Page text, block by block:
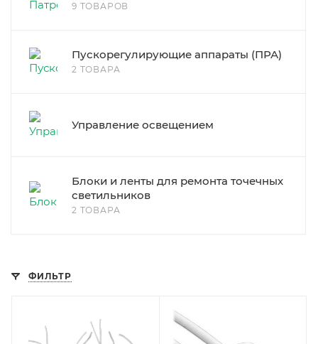
9 ТОВАРОВ
Пускорегулирующие аппараты (ПРА)
2 ТОВАРА
Управление освещением
Блоки и ленты для ремонта точечных
светильников
2 ТОВАРА
ФИЛЬТР